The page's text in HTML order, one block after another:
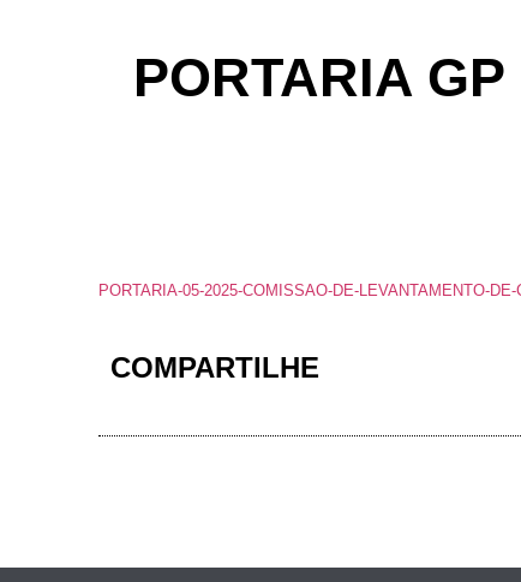
PORTARIA
PORTARIA-05-2025-COMISSAO-DE-LEVANTAMENTO-DE-
COMPARTILHE